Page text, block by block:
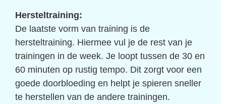
Hersteltraining:
De laatste vorm van training is de
hersteltraining. Hiermee vul je de rest van je
trainingen in de week. Je loopt tussen de 30 en
60 minuten op rustig tempo. Dit zorgt voor een
goede doorbloeding en helpt je spieren sneller
te herstellen van de andere trainingen.